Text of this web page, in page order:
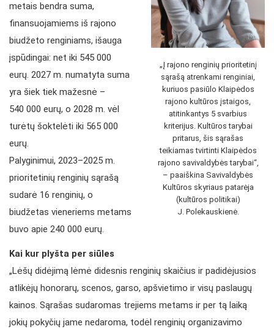
„Į rajono renginių prioritetinį
sąrašą atrenkami renginiai,
kuriuos pasiūlo Klaipėdos
rajono kultūros įstaigos,
atitinkantys 5 svarbius
kriterijus. Kultūros tarybai
pritarus, šis sąrašas
teikiamas tvirtinti Klaipėdos
rajono savivaldybės tarybai“,
– paaiškina Savivaldybės
Kultūros skyriaus patarėja
(kultūros politikai)
J. Polekauskienė.
metais bend­ra suma,
finansuojamiems iš rajono
biudžeto renginiams, išauga
įspūdingai: net iki 545 000
eurų. 2027 m. numatyta suma
yra šiek tiek mažesnė –
540 000 eurų, o 2028 m. vėl
turėtų šoktelėti iki 565 000
eurų.
Palyginimui, 2023–2025 m.
prioritetinių renginių sąrašą
sudarė 16 renginių, o
biudžetas vieneriems metams
buvo apie 240 000 eurų.
Kai kur plyšta per siūles
„Lėšų didėjimą lėmė didesnis renginių skaičius ir padidėjusios
atlikėjų honorarų, scenos, garso, apšvietimo ir visų paslaugų
kainos. Sąrašas sudaromas trejiems metams ir per tą laiką
jokių pokyčių jame nedaroma, todėl renginių organizavimo